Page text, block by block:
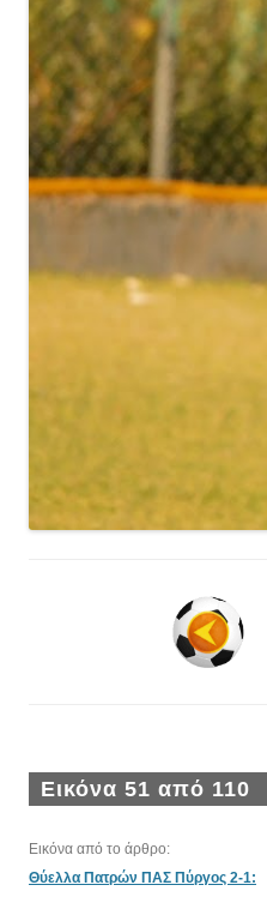
Εικόνα 51 από 110
Εικόνα από το άρθρο:
Θύελλα Πατρών ΠΑΣ Πύργος 2-1: